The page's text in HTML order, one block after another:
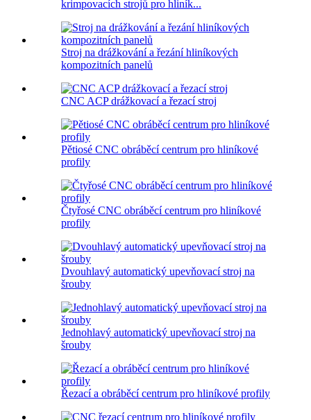
krimpovacích strojů pro hliník...
Stroj na drážkování a řezání hliníkových
kompozitních panelů
CNC ACP drážkovací a řezací stroj
Pětiosé CNC obráběcí centrum pro hliníkové
profily
Čtyřosé CNC obráběcí centrum pro hliníkové
profily
Dvouhlavý automatický upevňovací stroj na
šrouby
Jednohlavý automatický upevňovací stroj na
šrouby
Řezací a obráběcí centrum pro hliníkové profily